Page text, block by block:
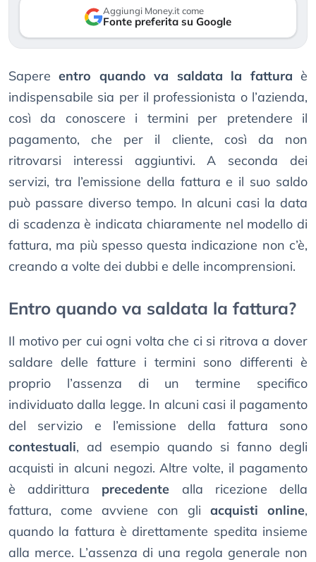
Aggiungi Money.it come
Fonte preferita su Google
Sapereentro quando va saldata la fattura è
indispensabile sia per il professionista o l’azienda,
così da conoscere i termini per pretendere il
pagamento, che per il cliente, così da non
ritrovarsi interessi aggiuntivi. A seconda dei
servizi, tra l’emissione della fattura e il suo saldo
può passare diverso tempo. In alcuni casi la data
di scadenza è indicata chiaramente nel modello di
fattura, ma più spesso questa indicazione non c’è,
creando a volte dei dubbi e delle incomprensioni.
Entro quando va saldata la fattura?
Il motivo per cui ogni volta che ci si ritrova a dover
saldare delle fatture i termini sono differenti è
proprio l’assenza di un termine specifico
individuato dalla legge. In alcuni casi il pagamento
del servizio e l’emissione della fattura sono
contestuali, ad esempio quando si fanno degli
acquisti in alcuni negozi. Altre volte, il pagamento
è addirittura precedente alla ricezione della
fattura, come avviene con gli acquisti online,
quando la fattura è direttamente spedita insieme
alla merce. L’assenza di una regola generale non